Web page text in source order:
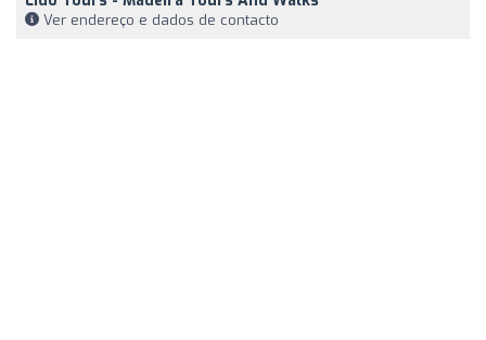
Ver endereço e dados de contacto